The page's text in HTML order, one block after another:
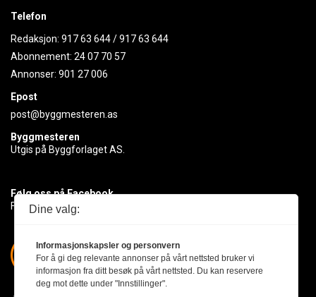
Telefon
Redaksjon: 917 63 644/917 63 644
Abonnement: 24 07 70 57
Annonser: 901 27 006
Epost
post@byggmesteren.as
Byggmesteren
Utgis på Byggforlaget AS.
Følg oss på Facebook
Få med deg det siste innen byggebransjen
Dine valg:
Informasjonskapsler og personvern
For å gi deg relevante annonser på vårt nettsted bruker vi
informasjon fra ditt besøk på vårt nettsted. Du kan reservere
deg mot dette under "Innstillinger".